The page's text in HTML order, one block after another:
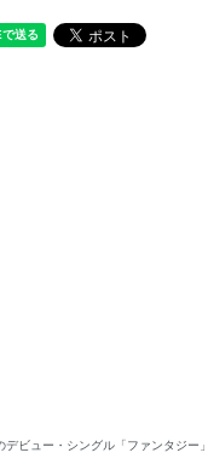
ビュー・シングル「ファンタジー